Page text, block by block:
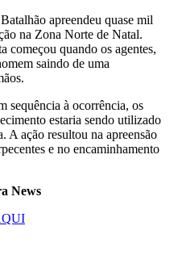
apreendeu quase mil
na Zona Norte de Natal.
começou quando os agentes,
saindo de uma
sequência à ocorrência, os
estaria sendo utilizado
A ação resultou na apreensão
e no encaminhamento
News